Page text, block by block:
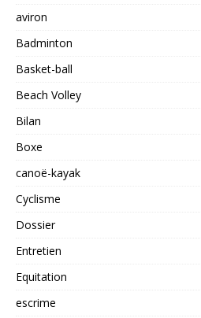
aviron
Badminton
Basket-ball
Beach Volley
Bilan
Boxe
canoë-kayak
Cyclisme
Dossier
Entretien
Equitation
escrime